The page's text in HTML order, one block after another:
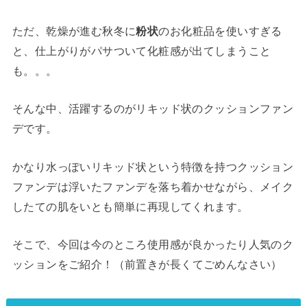
ただ、乾燥が進む秋冬に粉状のお化粧品を使いすぎる
と、仕上がりがパサついて化粧感が出てしまうこと
も。。。
そんな中、活躍するのがリキッド状のクッションファン
デです。
かなり水っぽいリキッド状という特徴を持つクッション
ファンデは浮いたファンデを落ち着かせながら、メイク
したての肌をいとも簡単に再現してくれます。
そこで、今回は今のところ使用感が良かったり人気のク
ッションをご紹介！
（前置きが長くてごめんなさい）